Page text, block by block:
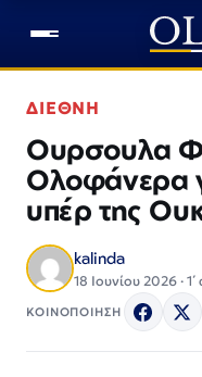
ΔΙΕΘΝΗ
Ουρσουλα
Ολοφάνερα
υπέρ της
kalinda
18 Ιουνίου 2026 ·
ΚΟΙΝΟΠΟΙΗΣΗ